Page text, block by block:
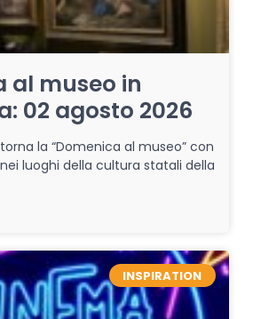
al museo in
02 agosto 2026
la “Domenica al museo” con
luoghi della cultura statali della
INSPIRATION